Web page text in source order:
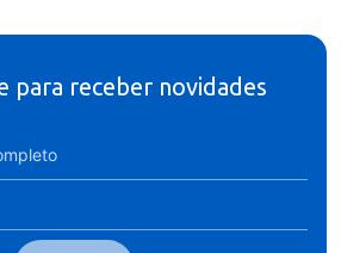
para receber novidades